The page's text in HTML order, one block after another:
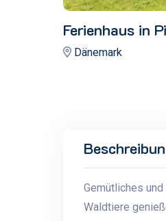
Ferienhaus in
Dänemark
Gemütliches
Waldtiere